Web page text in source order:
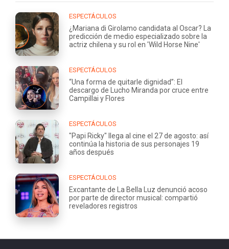
ESPECTÁCULOS
¿Mariana di Girolamo candidata al Oscar? La
predicción de medio especializado sobre la
actriz chilena y su rol en 'Wild Horse Nine'
ESPECTÁCULOS
“Una forma de quitarle dignidad”: El
descargo de Lucho Miranda por cruce entre
Campillai y Flores
ESPECTÁCULOS
"Papi Ricky" llega al cine el 27 de agosto: así
continúa la historia de sus personajes 19
años después
ESPECTÁCULOS
Excantante de La Bella Luz denunció acoso
por parte de director musical: compartió
reveladores registros